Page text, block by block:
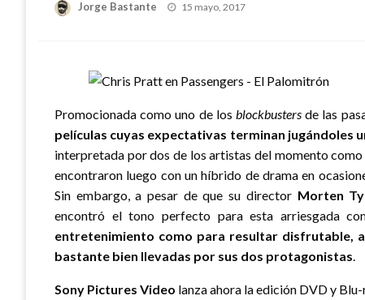
Jorge Bastante
Publicado
15 mayo, 2017
Promocionada como uno de losblockbusters de las
películas cuyas expectativas terminan jugándoles
interpretada por dos de los artistas del momento como
encontraron luego con un híbrido de drama en
Sin embargo, a pesar de que su director Morten
encontró el tono perfecto para esta arriesgada
entretenimiento como para resultar disfrutable,
bastante bien llevadas por sus dos protagonistas.
Sony Pictures Video lanza ahora la edición DVD y